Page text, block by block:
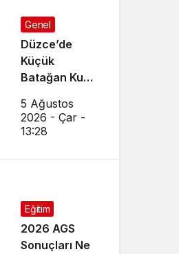
Genel
Düzce’de
Küçük
Batağan Kuşu
5 Ağustos
2026 - Çar -
13:28
Eğitim
2026 AGS
Sonuçları Ne